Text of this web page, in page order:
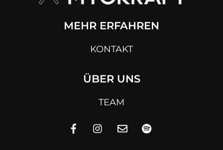
MEHR ERFAHREN
KONTAKT
ÜBER UNS
TEAM